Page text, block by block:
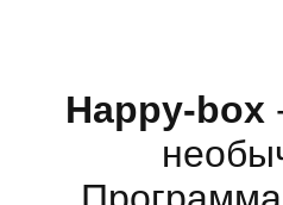
Happy-box